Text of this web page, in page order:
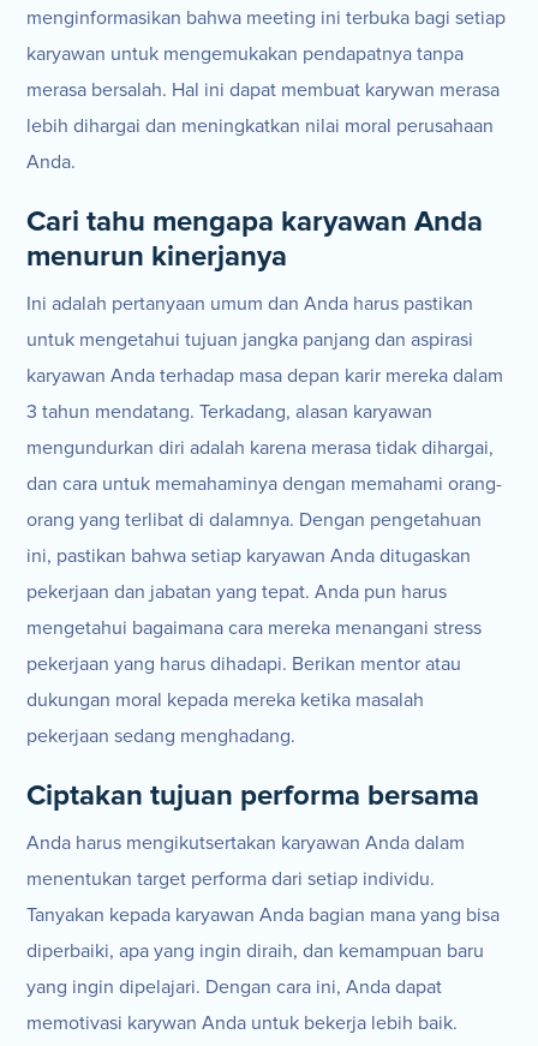
menginformasikan bahwa meeting ini terbuka bagi setiap
karyawan untuk mengemukakan pendapatnya tanpa
merasa bersalah. Hal ini dapat membuat karywan merasa
lebih dihargai dan meningkatkan nilai moral perusahaan
Anda.
Cari tahu mengapa karyawan Anda
menurun kinerjanya
Ini adalah pertanyaan umum dan Anda harus pastikan
untuk mengetahui tujuan jangka panjang dan aspirasi
karyawan Anda terhadap masa depan karir mereka dalam
3 tahun mendatang. Terkadang, alasan karyawan
mengundurkan diri adalah karena merasa tidak dihargai,
dan cara untuk memahaminya dengan memahami orang-
orang yang terlibat di dalamnya. Dengan pengetahuan
ini, pastikan bahwa setiap karyawan Anda ditugaskan
pekerjaan dan jabatan yang tepat. Anda pun harus
mengetahui bagaimana cara mereka menangani stress
pekerjaan yang harus dihadapi. Berikan mentor atau
dukungan moral kepada mereka ketika masalah
pekerjaan sedang menghadang.
Ciptakan tujuan performa bersama
Anda harus mengikutsertakan karyawan Anda dalam
menentukan target performa dari setiap individu.
Tanyakan kepada karyawan Anda bagian mana yang bisa
diperbaiki, apa yang ingin diraih, dan kemampuan baru
yang ingin dipelajari. Dengan cara ini, Anda dapat
memotivasi karywan Anda untuk bekerja lebih baik.